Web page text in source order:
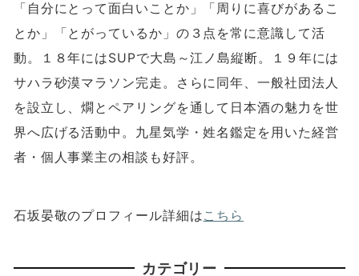
「自分にとって面白いことか」「周りに喜びがあるこ
とか」「とがっているか」の３点を常に意識して活
動。１８年にはSUPで大島～江ノ島縦断。１９年には
サハラ砂漠マラソン完走。さらに同年、一般社団法人
を設立し、燗とペアリングを通して日本酒の魅力を世
界へ広げる活動中。九星気学・姓名鑑定を用いた経営
者・個人事業主の相談も好評。
石坂晏敬のプロフィール詳細はこちら
カテゴリー